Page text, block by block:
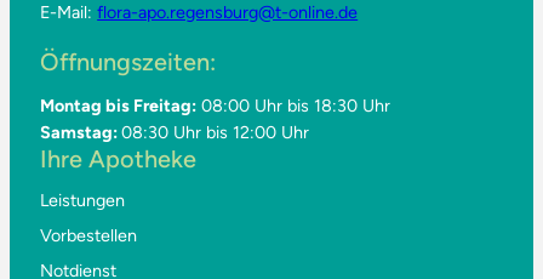
E-Mail:flora-apo.regensburg@t-online.de
Öffnungszeiten:
Montag bis Freitag: 08:00 Uhr bis 18:30 Uhr
Samstag:08:30 Uhr bis 12:00 Uhr
Ihre Apotheke
Leistungen
Vorbestellen
Notdienst